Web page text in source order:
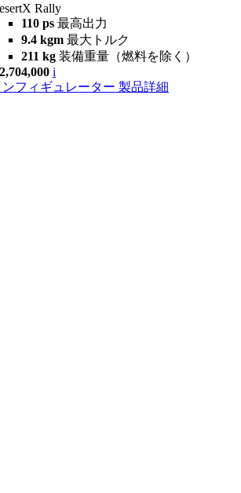
Rally
110 ps 最高出力
9.4 kgm 最大トルク
211 kg 装備重量（燃料を除く）
i
ンフィギュレーター 製品詳細